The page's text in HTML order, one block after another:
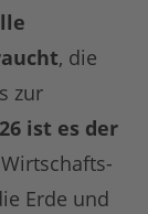
, die
zur
ist es der
Erde und